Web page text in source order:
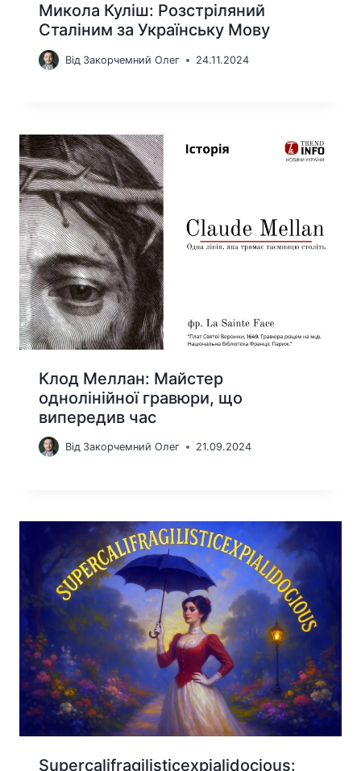
Микола Куліш: Розстріляний
Сталіним за Українську Мову
Від Закорчемний Олег 24.11.2024
Клод Меллан: Майстер
однолінійної гравюри, що
випередив час
Від Закорчемний Олег 21.09.2024
Supercalifragilisticexpialidocious: